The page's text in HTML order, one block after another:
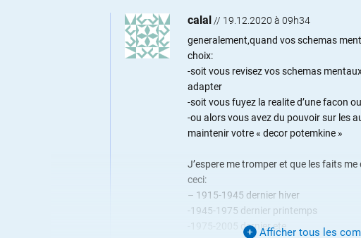
calal // 19.12.2020 à 09h34
generalement,quand vos schemas
choix:
-soit vous revisez vos schemas
adapter
-soit vous fuyez la realite d’une facon
-ou alors vous avez du pouvoir sur les
maintenir votre « decor potemkine »
J’espere me tromper et que les faits
ceci:
– 1915-1945 dernier hiver
-1945-1975 dernier printemps
-1975-2005 dernier eteAfficher tous les